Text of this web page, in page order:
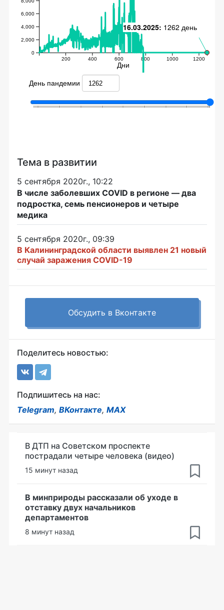
Тема в развитии
5 сентября 2020г., 10:22
В числе заболевших COVID в регионе — два
подростка, семь пенсионеров и четыре
медика
5 сентября 2020г., 09:39
В Калининградской области выявлен 21 новый
случай заражения COVID-19
Обсудить в Вконтакте
Поделитесь новостью:
Подпишитесь на нас:
Telegram, ВКонтакте, MAX
В ДТП на Советском проспекте
пострадали четыре человека (видео)
15 минут назад
В минприроды рассказали об уходе в
отставку двух начальников
департаментов
8 минут назад